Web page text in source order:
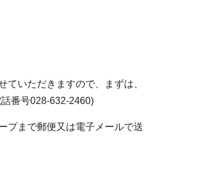
いただきますので、まずは、
番号028-632-2460)
プまで郵便又は電子メールで送